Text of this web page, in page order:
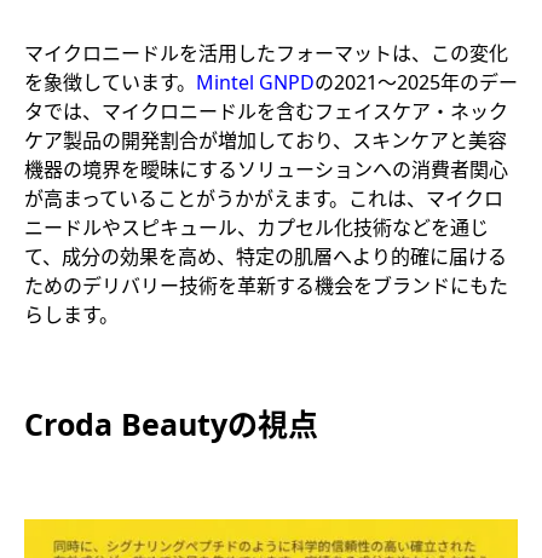
マイクロニードルを活用したフォーマットは、この変化
を象徴しています。 Mintel GNPDの2021～2025年のデー
タでは、マイクロニードルを含むフェイスケア・ネック
ケア製品の開発割合が増加しており、スキンケアと美容
機器の境界を曖昧にするソリューションへの消費者関心
が高まっていることがうかがえます。これは、マイクロ
ニードルやスピキュール、カプセル化技術などを通じ
て、成分の効果を高め、特定の肌層へより的確に届ける
ためのデリバリー技術を革新する機会をブランドにもた
らします。
Croda Beautyの視点